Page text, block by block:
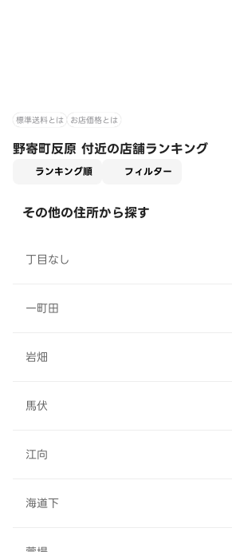
標準送料とは お店価格とは
野寄町反原 付近の店舗ランキング
ランキング順 フィルター
その他の住所から探す
丁目なし
一町田
岩畑
馬伏
江向
海道下